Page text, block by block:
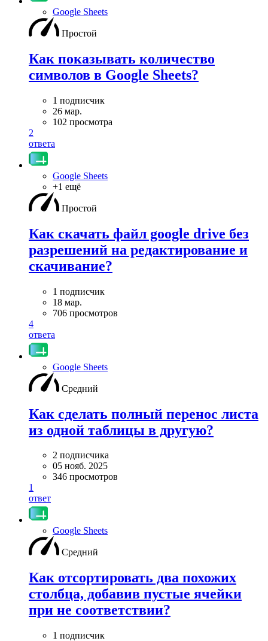
Google Sheets
Простой
Как показывать количество
символов в Google Sheets?
1 подписчик
26 мар.
102 просмотра
2
ответа
Google Sheets
+1 ещё
Простой
Как скачать файл google drive без
разрешений на редактирование и
скачивание?
1 подписчик
18 мар.
706 просмотров
4
ответа
Google Sheets
Средний
Как сделать полный перенос листа
из одной таблицы в другую?
2 подписчика
05 нояб. 2025
346 просмотров
1
ответ
Google Sheets
Средний
Как отсортировать два похожих
столбца, добавив пустые ячейки
при не соответствии?
1 подписчик